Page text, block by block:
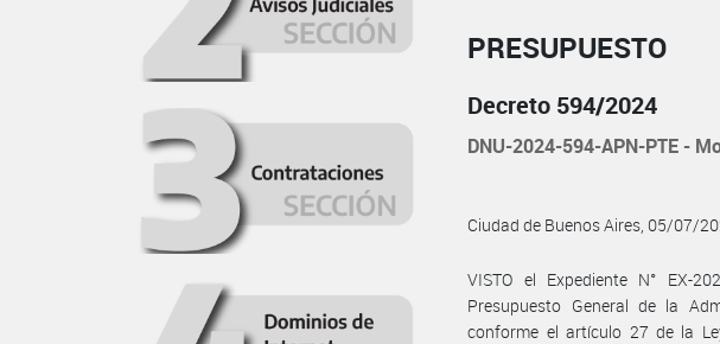
PRESUPUESTO
Decreto 594/2024
DNU-2024-594-APN-PTE -
Ciudad de Buenos Aires, 05/07/
VISTO el Expediente N° EX-
Presupuesto General de la
conforme el artículo 27 de la